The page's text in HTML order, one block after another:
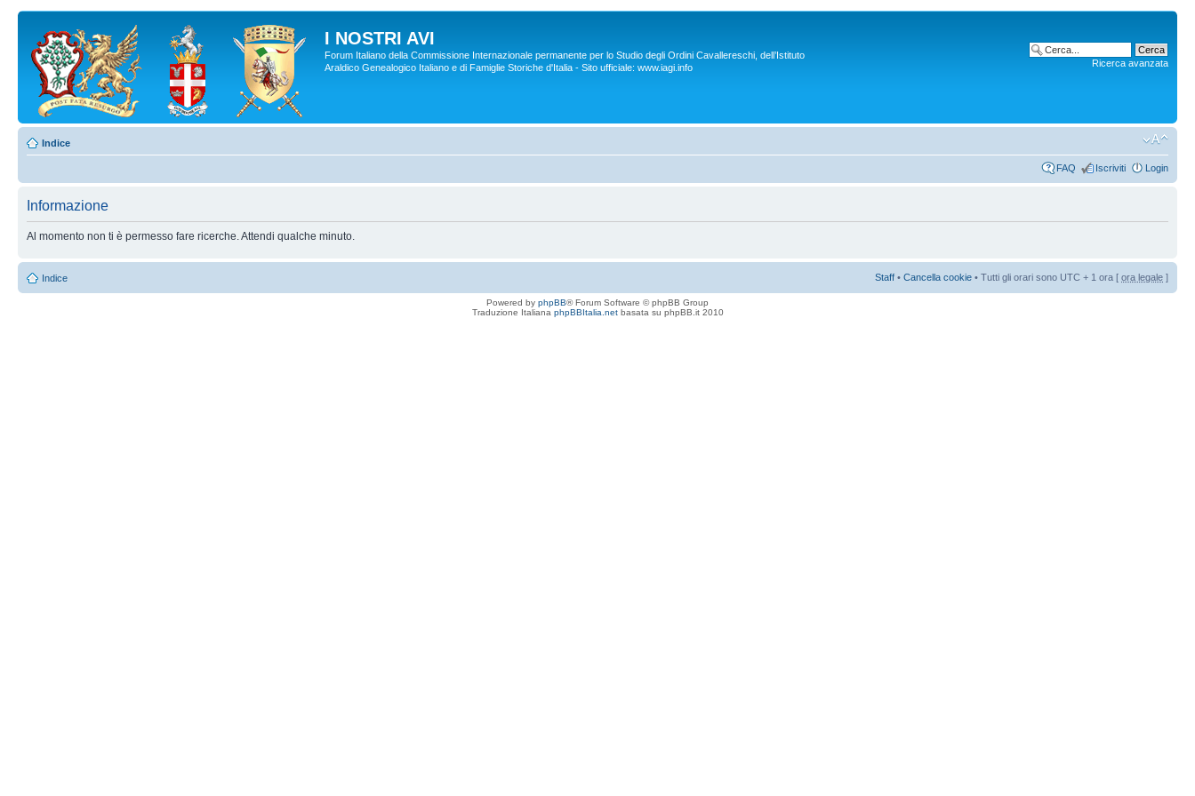
I NOSTRI AVI
Forum Italiano della Commissione Internazionale permanente per lo Studio degli Ordini Cavallereschi, dell’Istituto
Araldico Genealogico Italiano e di Famiglie Storiche d'Italia - Sito ufficiale: www.iagi.info
Ricerca avanzata
Indice
FAQ Iscriviti Login
Informazione
Al momento non ti è permesso fare ricerche. Attendi qualche minuto.
Indice Staff • Cancella cookie • Tutti gli orari sono UTC + 1 ora [ ora legale ]
Powered by phpBB® Forum Software © phpBB Group
Traduzione Italiana phpBBItalia.netbasata su phpBB.it 2010